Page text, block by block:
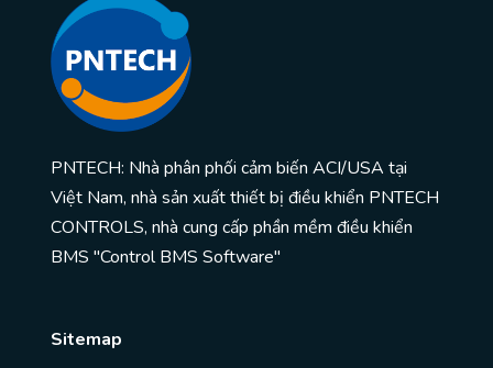
PNTECH: Nhà phân phối cảm biến ACI/USA tại
Việt Nam, nhà sản xuất thiết bị điều khiển PNTECH
CONTROLS, nhà cung cấp phần mềm điều khiển
BMS "Control BMS Software"
Sitemap